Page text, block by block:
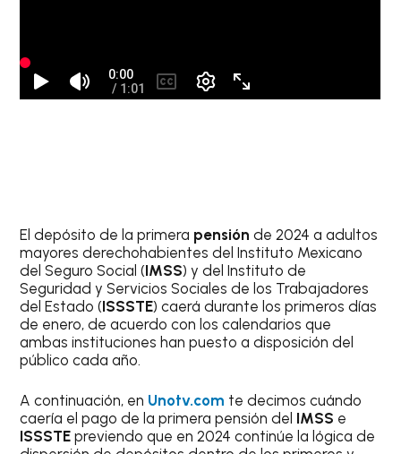
El depósito de la primera pensiónde 2024 a adultos
mayores derechohabientes del Instituto Mexicano
del Seguro Social (IMSS) y del Instituto de
Seguridad y Servicios Sociales de los Trabajadores
del Estado (ISSSTE) caerá durante los primeros días
de enero, de acuerdo con los calendarios que
ambas instituciones han puesto a disposición del
público cada año.
A continuación, en Unotv.com te decimos cuándo
caería el pago de la primera pensión del IMSS e
ISSSTEpreviendo que en 2024 continúe la lógica de